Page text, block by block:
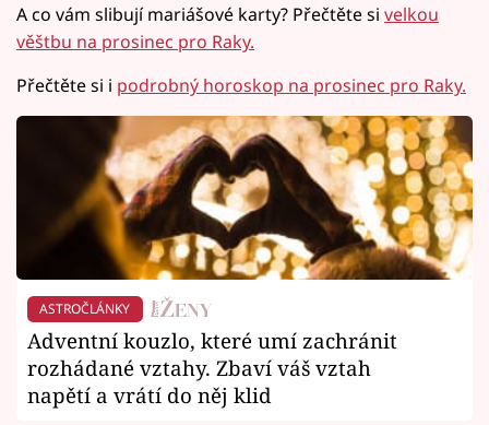
A co vám slibují mariášové karty? Přečtěte si velkou
věštbu na prosinec pro Raky.
Přečtěte si i podrobný horoskop na prosinec pro Raky.
ASTROČLÁNKY
Adventní kouzlo, které umí zachránit
rozhádané vztahy. Zbaví váš vztah
napětí a vrátí do něj klid